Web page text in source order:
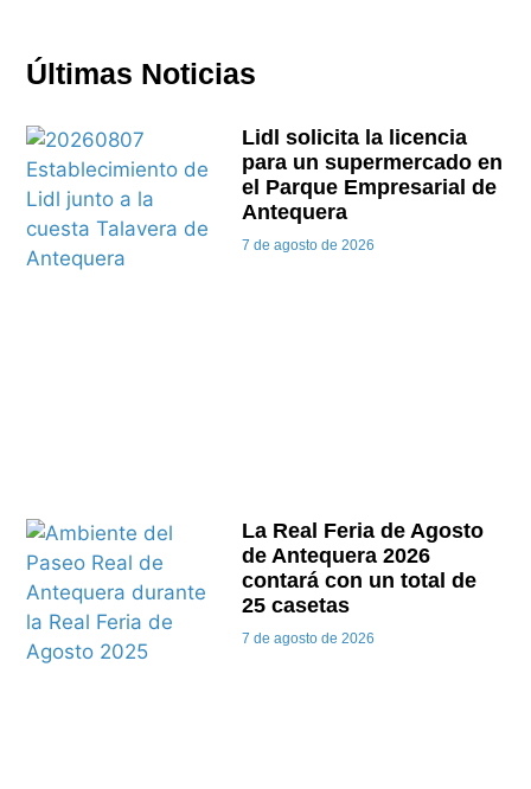
Últimas Noticias
Lidl solicita la licencia
para un supermercado en
el Parque Empresarial de
Antequera
7 de agosto de 2026
La Real Feria de Agosto
de Antequera 2026
contará con un total de
25 casetas
7 de agosto de 2026